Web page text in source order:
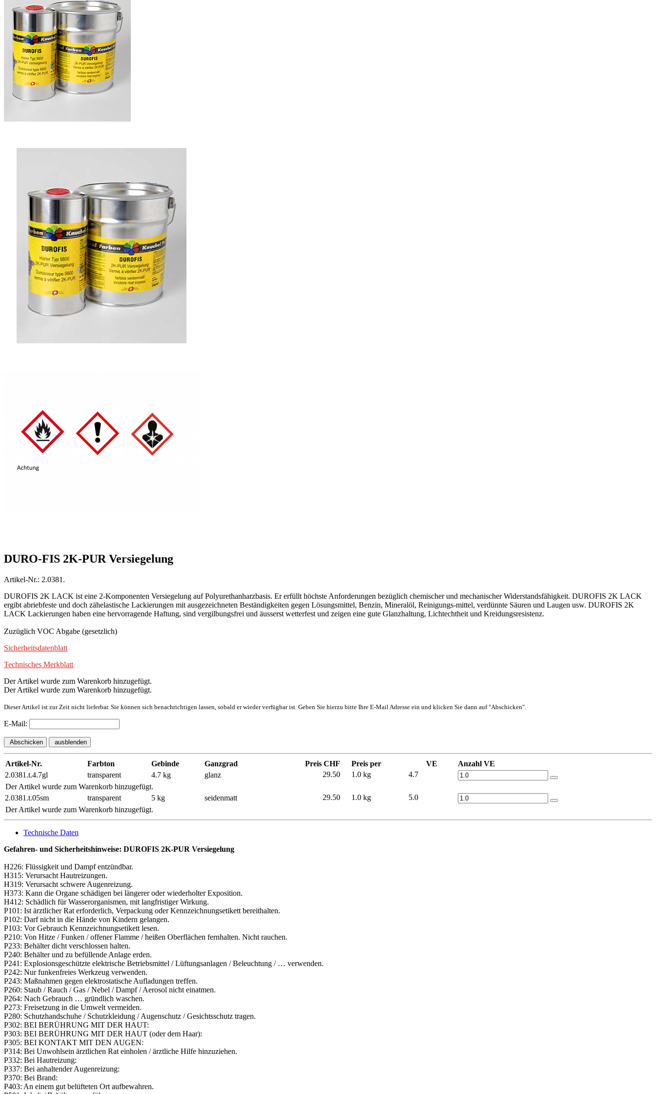
DURO-FIS 2K-PUR Versiegelung
Artikel-Nr.: 2.0381.
DUROFIS 2K LACK ist eine 2-Komponenten Versiegelung auf Polyurethanharzbasis. Er erfüllt höchste Anforderungen bezüglich chemischer und mechanischer Widerstandsfähigkeit. DUROFIS 2K LACK
ergibt abriebfeste und doch zähelastische Lackierungen mit ausgezeichneten Beständigkeiten gegen Lösungsmittel, Benzin, Mineralöl, Reinigungs-mittel, verdünnte Säuren und Laugen usw. DUROFIS 2K
LACK Lackierungen haben eine hervorragende Haftung, sind vergilbungsfrei und äusserst wetterfest und zeigen eine gute Glanzhaltung, Lichtechtheit und Kreidungsresistenz.
Zuzüglich VOC Abgabe (gesetzlich)
Sicherheitsdatenblatt
Technisches Merkblatt
Der Artikel wurde zum Warenkorb hinzugefügt.
Der Artikel wurde zum Warenkorb hinzugefügt.
Dieser Artikel ist zur Zeit nicht lieferbar. Sie können sich benachrichtigen lassen, sobald er wieder verfügbar ist. Geben Sie hierzu bitte Ihre E-Mail Adresse ein und klicken Sie dann auf "Abschicken".
E-Mail:
Abschicken ausblenden
Artikel-Nr. Farbton Gebinde Ganzgrad Preis CHF Preis per VE
Anzahl VE
2.0381.t.4.7gl
transparent 4.7 kg glanz 29.50 1.0 kg
4.7
Der Artikel wurde zum Warenkorb hinzugefügt.
2.0381.t.05sm
transparent 5 kg seidenmatt 29.50 1.0 kg
5.0
Der Artikel wurde zum Warenkorb hinzugefügt.
Technische Daten
Gefahren- und Sicherheitshinweise: DUROFIS 2K-PUR Versiegelung
H226: Flüssigkeit und Dampf entzündbar.
H315: Verursacht Hautreizungen.
H319: Verursacht schwere Augenreizung.
H373: Kann die Organe schädigen bei längerer oder wiederholter Exposition.
H412: Schädlich für Wasserorganismen, mit langfristiger Wirkung.
P101: Ist ärztlicher Rat erforderlich, Verpackung oder Kennzeichnungsetikett bereithalten.
P102: Darf nicht in die Hände von Kindern gelangen.
P103: Vor Gebrauch Kennzeichnungsetikett lesen.
P210: Von Hitze / Funken / offener Flamme / heißen Oberflächen fernhalten. Nicht rauchen.
P233: Behälter dicht verschlossen halten.
P240: Behälter und zu befüllende Anlage erden.
P241: Explosionsgeschützte elektrische Betriebsmittel / Lüftungsanlagen / Beleuchtung / … verwenden.
P242: Nur funkenfreies Werkzeug verwenden.
P243: Maßnahmen gegen elektrostatische Aufladungen treffen.
P260: Staub / Rauch / Gas / Nebel / Dampf / Aerosol nicht einatmen.
P264: Nach Gebrauch … gründlich waschen.
P273: Freisetzung in die Umwelt vermeiden.
P280: Schutzhandschuhe / Schutzkleidung / Augenschutz / Gesichtsschutz tragen.
P302: BEI BERÜHRUNG MIT DER HAUT:
P303: BEI BERÜHRUNG MIT DER HAUT (oder dem Haar):
P305: BEI KONTAKT MIT DEN AUGEN:
P314: Bei Unwohlsein ärztlichen Rat einholen / ärztliche Hilfe hinzuziehen.
P332: Bei Hautreizung:
P337: Bei anhaltender Augenreizung:
P370: Bei Brand:
P403: An einem gut belüfteten Ort aufbewahren.